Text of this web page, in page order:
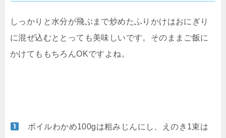
しっかりと水分が飛ぶまで炒めたふりかけはおにぎり
に混ぜ込むととっても美味しいです。そのままご飯に
かけてももちろんOKですよね。
ボイルわかめ100gは粗みじんにし、えのき1束は